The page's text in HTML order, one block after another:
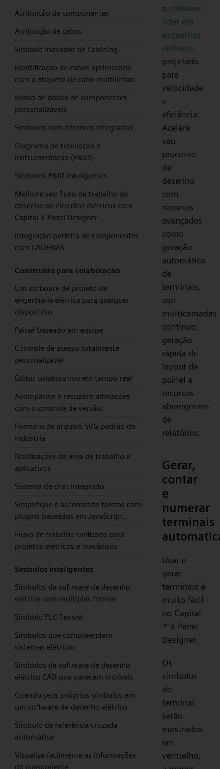
Atribuição de componentes
Atribuição de cabos
Símbolo inovador de CableTag
Identificação de cabos aprimorada
com a etiqueta de cabo multilinhas
Banco de dados de componentes
personalizáveis
Símbolos com cérebros integrados
Diagrama de tubulação e
instrumentação (P&ID)
Símbolos P&ID inteligentes
Melhore seu fluxo de trabalho de
desenho de circuitos elétricos com
Capital X Panel Designer
Integração perfeita de componentes
com CADENAS
Construído para colaboração
Um software de projeto de
engenharia elétrica para qualquer
dispositivo
Painel baseado em equipe
Controle de acesso totalmente
personalizável
Editor colaborativo em tempo real
Acompanhe e recupere alterações
com o controle de versão.
Formato de arquivo SVG padrão da
indústria
Notificações de área de trabalho e
aplicativos
Sistema de chat integrado
Simplifique e automatize tarefas com
plugins baseados em JavaScript.
Fluxo de trabalho unificado para
projetos elétricos e mecânicos
Símbolos inteligentes
Símbolos de software de desenho
elétrico com múltiplas formas
Símbolo PLC flexível
Símbolos que compreendem
sistemas elétricos
Símbolos de software de desenho
elétrico CAD que parecem incríveis
Criando seus próprios símbolos em
um software de desenho elétrico
Símbolo de referência cruzada
automática
Visualize facilmente as informações
do componente
o software
líder em
esquemas
elétricos
projetado
para
velocidade
e
eficiência.
Acelere
seu
processo
de
desenho
com
recursos
avançados
como
geração
automática
de
terminais,
uso
multicamadas
contínuo,
geração
rápida de
layout de
painel e
recursos
abrangentes
de
relatórios.
Gerar,
contar
e
numerar
terminais
Usar e
gerar
terminais é
muito fácil
no Capital
™ X Panel
Designer.
Os
símbolos
do
terminal
serão
mostrados
em
vermelho,